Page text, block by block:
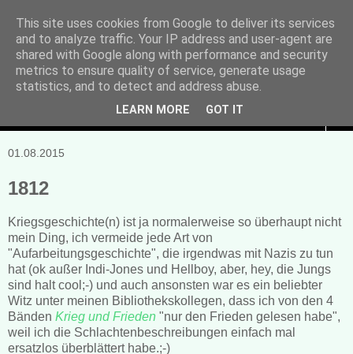
Manuela Sonntag
Bücher, Blogs & mehr
01.08.2015
1812
Kriegsgeschichte(n) ist ja normalerweise so überhaupt nicht
mein Ding, ich vermeide jede Art von
"Aufarbeitungsgeschichte", die irgendwas mit Nazis zu tun
hat (ok außer Indi-Jones und Hellboy, aber, hey, die Jungs
sind halt cool;-) und auch ansonsten war es ein beliebter
Witz unter meinen Bibliothekskollegen, dass ich von den 4
Bänden Krieg und Frieden "nur den Frieden gelesen habe",
weil ich die Schlachtenbeschreibungen einfach mal
ersatzlos überblättert habe.;-)
This site uses cookies from Google to deliver its services
and to analyze traffic. Your IP address and user-agent are
shared with Google along with performance and security
metrics to ensure quality of service, generate usage
statistics, and to detect and address abuse.
LEARN MORE GOT IT